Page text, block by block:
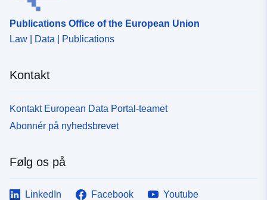
Publications Office of the European Union
Law | Data | Publications
Kontakt
Kontakt European Data Portal-teamet
Abonnér på nyhedsbrevet
Følg os på
LinkedIn Facebook
Youtube